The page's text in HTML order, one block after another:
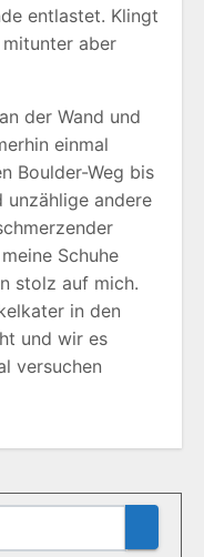
entlastet. Klingt
aber
der Wand und
einmal
Boulder-Weg bis
andere
Schuhe
stolz auf mich.
in den
und wir es
versuchen